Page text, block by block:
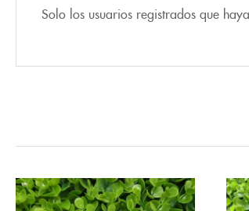
Solo los usuarios registrados que